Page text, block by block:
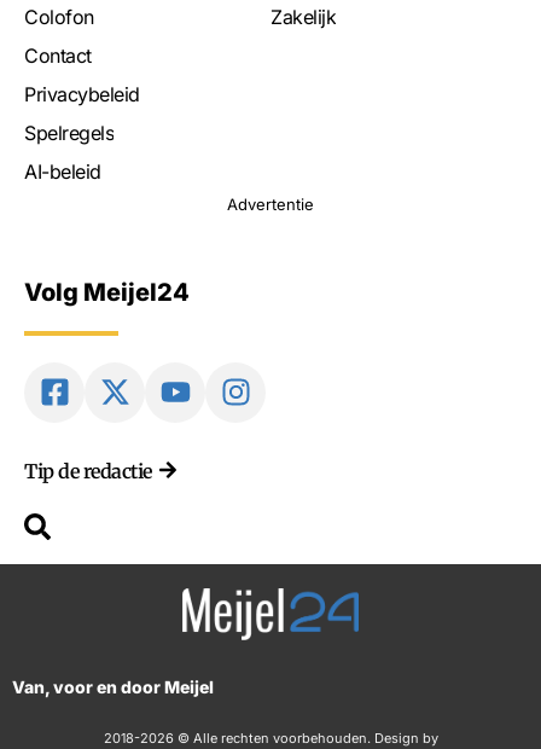
Colofon
Contact
Privacybeleid
Spelregels
AI-beleid
Zakelijk
Advertentie
Volg Meijel24
Tip de redactie
Van, voor en door Meijel
2018-2026 © Alle rechten voorbehouden. Design by